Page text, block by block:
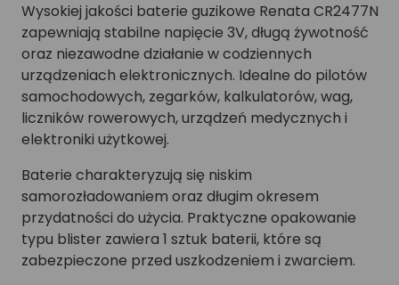
Wysokiej jakości baterie guzikowe Renata CR2477N
zapewniają stabilne napięcie 3V, długą żywotność
oraz niezawodne działanie w codziennych
urządzeniach elektronicznych. Idealne do pilotów
samochodowych, zegarków, kalkulatorów, wag,
liczników rowerowych, urządzeń medycznych i
elektroniki użytkowej.
Baterie charakteryzują się niskim
samorozładowaniem oraz długim okresem
przydatności do użycia. Praktyczne opakowanie
typu blister zawiera 1 sztuk baterii, które są
zabezpieczone przed uszkodzeniem i zwarciem.